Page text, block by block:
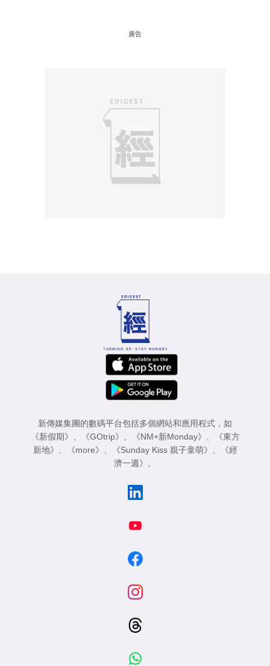
廣告
新傳媒集團的數碼平台包括多個網站和應用程式，如
《新假期》
《GOtrip》 《NM+新Monday》
《東方
新地》
《more》 《Sunday Kiss 親子童萌》
《經
濟一週》
。